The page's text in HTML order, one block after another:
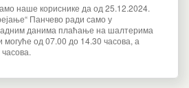
наше кориснике да од 25.12.2024.
Панчево ради само у
данима плаћање на шалтерима
од 07.00 до 14.30 часова, а